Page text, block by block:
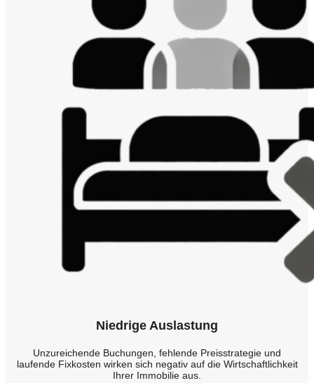
Niedrige Auslastung
Unzureichende Buchungen, fehlende Preisstrategie und
laufende Fixkosten wirken sich negativ auf die Wirtschaftlichkeit
Ihrer Immobilie aus.